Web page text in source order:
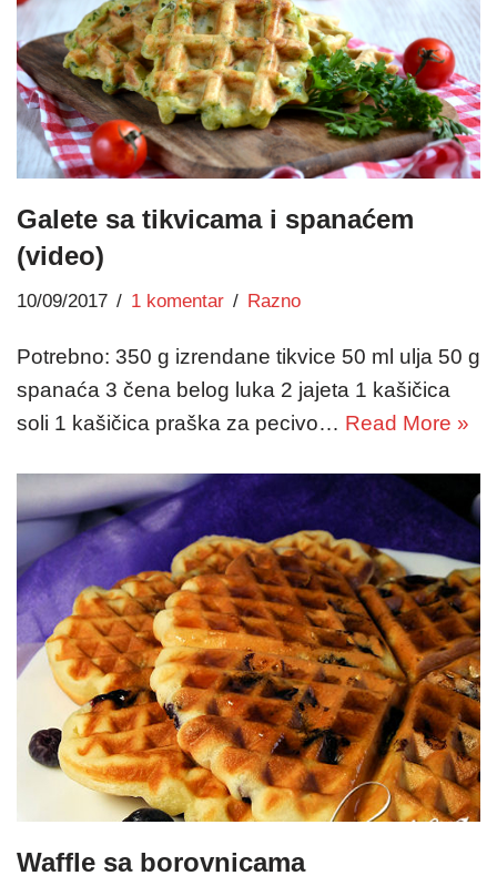
Galete sa tikvicama i spanaćem
(video)
10/09/2017 1 komentar Razno
Potrebno: 350 g izrendane tikvice 50 ml ulja 50 g
spanaća 3 čena belog luka 2 jajeta 1 kašičica
soli 1 kašičica praška za pecivo… Read More »
Waffle sa borovnicama